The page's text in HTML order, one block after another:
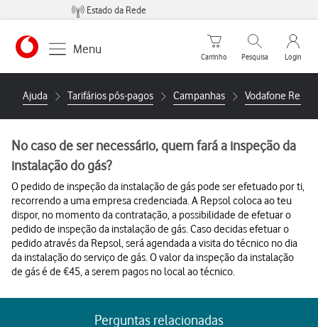
Estado da Rede
https://www.vodafone.pt
Menu
Carrinho de compras
Carrinho
Pesquisar
Pesquisa
My
Login
Ajuda Tarifários pós-pagos Campanhas Vodafone Repsol
No caso de ser necessário, quem fará a inspeção da
instalação do gás?
O pedido de inspeção da instalação de gás pode ser efetuado por ti,
recorrendo a uma empresa credenciada. A Repsol coloca ao teu
dispor, no momento da contratação, a possibilidade de efetuar o
pedido de inspeção da instalação de gás. Caso decidas efetuar o
pedido através da Repsol, será agendada a visita do técnico no dia
da instalação do serviço de gás. O valor da inspeção da instalação
de gás é de €45, a serem pagos no local ao técnico.
Perguntas relacionadas